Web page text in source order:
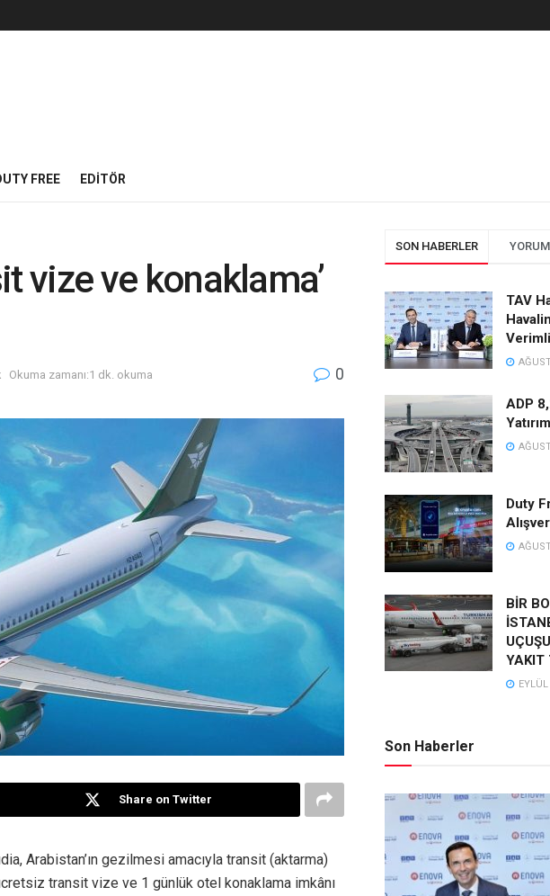
FREE EDITÖR
vize ve konaklama’
Okuma zamanı:1 dk. okuma 0
Share on Twitter
Arabistan’ın gezilmesi amacıyla transit (aktarma)
transit vize ve 1 günlük otel konaklama imkânı
SON HABERLER
TAV
ADP
Duty
BİR
YAKIT
Son Haberler